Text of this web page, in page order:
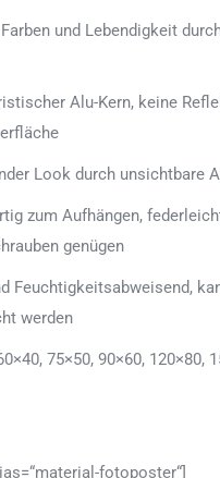
und Lebendigkeit
Alu-Kern, keine
Look durch unsichtbare
zum Aufhängen,
genügen
Feuchtigkeitsabweisend,
werden
75×50, 90×60, 120×80,
fotoposter“]